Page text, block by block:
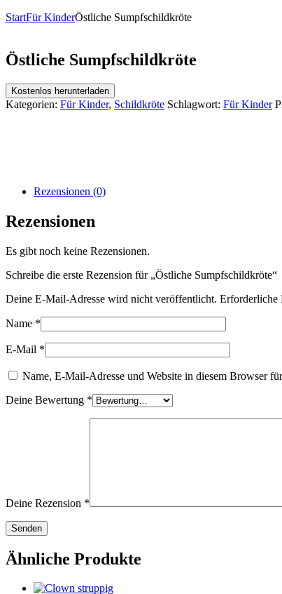
StartFür KinderÖstliche Sumpfschildkröte
Östliche Sumpfschildkröte
Kostenlos herunterladen
Kategorien: Für Kinder, Schildkröte Schlagwort: Für Kinder
Rezensionen (0)
Rezensionen
Es gibt noch keine Rezensionen.
Schreibe die erste Rezension für „Östliche Sumpfschildkröte“
Deine E-Mail-Adresse wird nicht veröffentlicht. Erforderliche
Name *
E-Mail *
Name, E-Mail-Adresse und Website in diesem Browser
Deine Bewertung *
Deine Rezension *
Ähnliche Produkte